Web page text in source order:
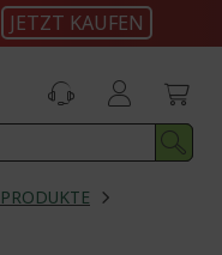
JETZT KAUFEN